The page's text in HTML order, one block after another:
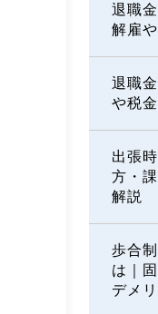
退職
解雇
退職
や税
出張
方・
解説
歩合
は｜
デメ